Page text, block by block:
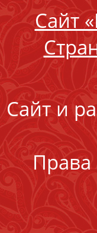
Сайт
Сайт и